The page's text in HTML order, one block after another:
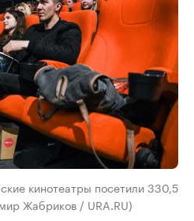
кинотеатры посетили 330,5
Жабриков / URA.RU)